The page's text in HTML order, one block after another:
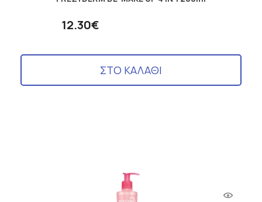
12.30€
ΣΤΟ ΚΑΛΑΘΙ